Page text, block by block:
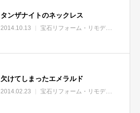
タンザナイトのネックレス
2014.10.13 宝石リフォーム・リモデル
欠けてしまったエメラルド
2014.02.23 宝石リフォーム・リモデル